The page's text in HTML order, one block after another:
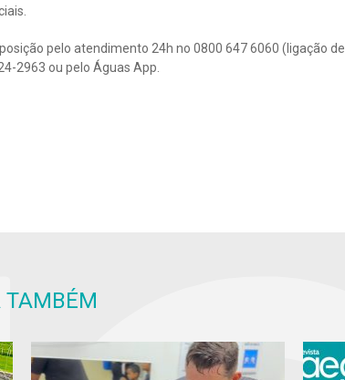
pelo atendimento 24h no 0800 647 6060 (ligação de
2963 ou pelo Águas App.